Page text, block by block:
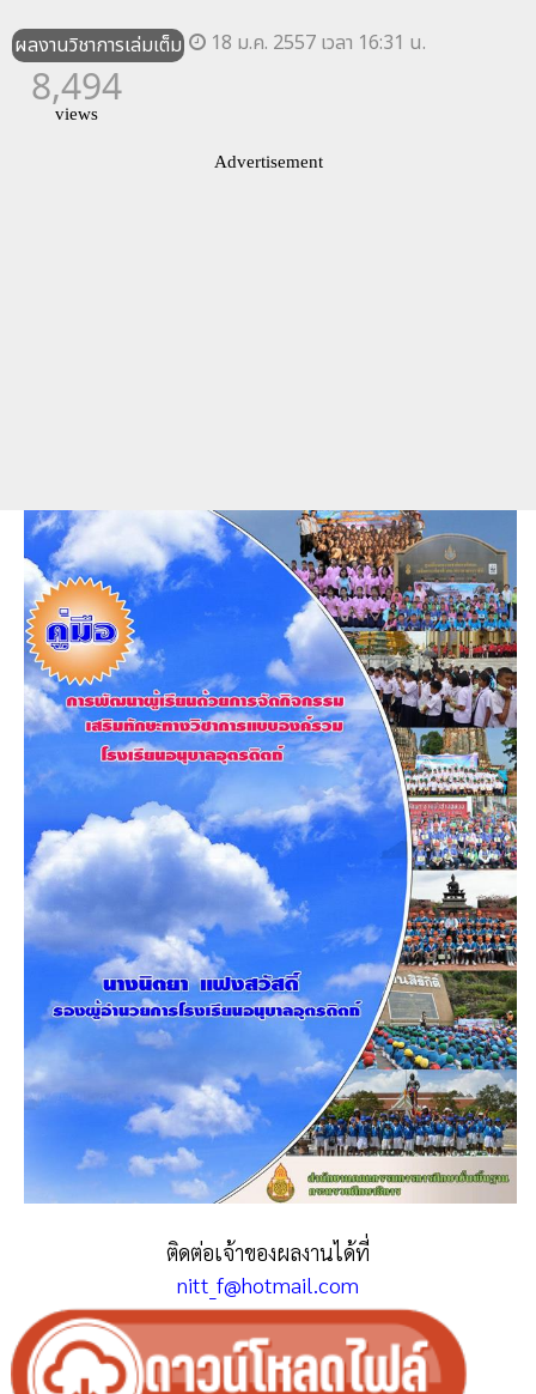
ผลงานวิชาการเล่มเต็ม 18 ม.ค. 2557 เวลา 16:31 น.
8,494
views
Advertisement
ติดต่อเจ้าของผลงานได้ที่
nitt_f@hotmail.com